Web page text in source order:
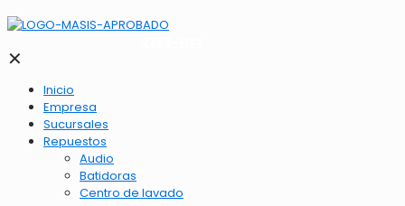
✕
Inicio
Empresa
Sucursales
Repuestos
Audio
Batidoras
Centro de lavado